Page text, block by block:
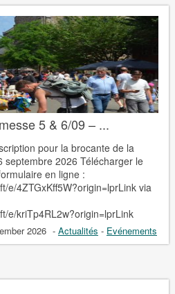
5 & 6/09 – ...
pour la brocante de la
septembre 2026 Télécharger le
en ligne :
e/4ZTGxKff5W?origin=lprLink via
e/kriTp4RL2w?origin=lprLink
2026 - Actualités - Evénements